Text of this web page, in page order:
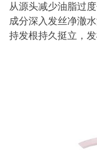
从源头减少油脂过
成分深入发丝净澈
持发根持久挺立，发